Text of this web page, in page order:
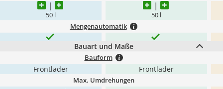
50 l 50 l
Mengenautomatik
Bauart und Maße
Bauform
Frontlader Frontlader
Max. Umdrehungen